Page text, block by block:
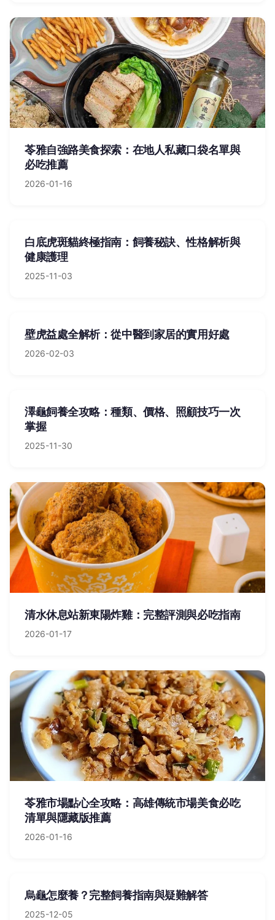
苓雅自強路美食探索：在地人私藏口袋名單與
必吃推薦
2026-01-16
白底虎斑貓終極指南：飼養秘訣、性格解析與
健康護理
2025-11-03
壁虎益處全解析：從中醫到家居的實用好處
2026-02-03
澤龜飼養全攻略：種類、價格、照顧技巧一次
掌握
2025-11-30
清水休息站新東陽炸雞：完整評測與必吃指南
2026-01-17
苓雅市場點心全攻略：高雄傳統市場美食必吃
清單與隱藏版推薦
2026-01-16
烏龜怎麼養？完整飼養指南與疑難解答
2025-12-05